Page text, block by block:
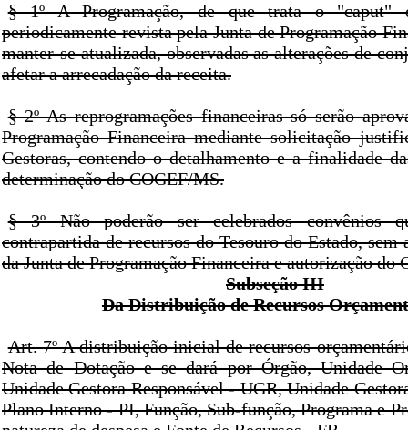
§ 1º A Programação, de que trata o "caput"
periodicamente revista pela Junta de Programação
manter-se atualizada, observadas as alterações de
afetar a arrecadação da receita.
§ 2º As reprogramações financeiras só serão
Programação Financeira mediante solicitação
Gestoras, contendo o detalhamento e a finalidade
determinação do COGEF/MS.
§ 3º Não poderão ser celebrados convênios
contrapartida de recursos do Tesouro do Estado, sem
da Junta de Programação Financeira e autorização do
Subseção III
Da Distribuição de Recursos
Art. 7º A distribuição inicial de recursos
Nota de Dotação e se dará por Órgão, Unidade
Unidade Gestora Responsável - UGR, Unidade
Plano Interno - PI, Função, Sub-função, Programa e